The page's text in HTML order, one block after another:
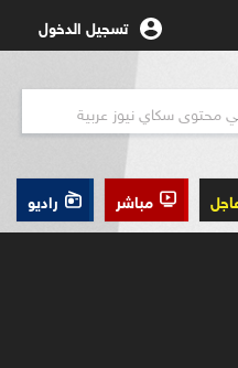
تسجيل الدخول
مباشر راديو